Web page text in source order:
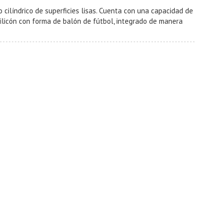
de superficies lisas. Cuenta con una capacidad de
con forma de balón de fútbol, integrado de manera